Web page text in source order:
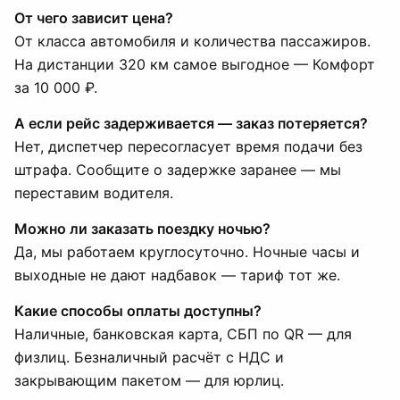
От чего зависит цена?
От класса автомобиля и количества пассажиров.
На дистанции 320 км самое выгодное — Комфорт
за 10 000 ₽.
А если рейс задерживается — заказ потеряется?
Нет, диспетчер пересогласует время подачи без
штрафа. Сообщите о задержке заранее — мы
переставим водителя.
Можно ли заказать поездку ночью?
Да, мы работаем круглосуточно. Ночные часы и
выходные не дают надбавок — тариф тот же.
Какие способы оплаты доступны?
Наличные, банковская карта, СБП по QR — для
физлиц. Безналичный расчёт с НДС и
закрывающим пакетом — для юрлиц.